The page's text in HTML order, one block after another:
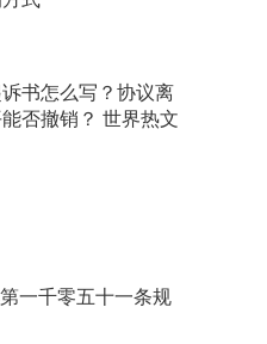
作没有护照该怎么
期
证 过程是什么？
书怎么写？协议离
否撤销？ 世界热文
一千零五十一条规